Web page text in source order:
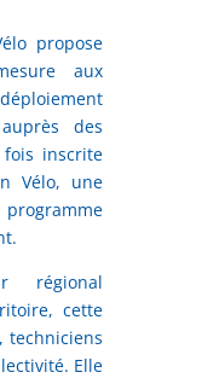
propose
aux
des
inscrite
Vélo, une
régional
cette
techniciens
Elle